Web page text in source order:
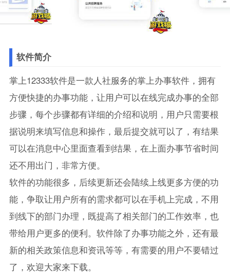
软件简介
掌上12333软件是一款人社服务的掌上办事软件，拥有
方便快捷的办事功能，让用户可以在线完成办事的全部
步骤，每个步骤都有详细的介绍和说明，用户只需要根
据说明来填写信息和操作，最后提交就可以了，有结果
可以在消息中心里面查看到结果，在上面办事节省时间
还不用出门，非常方便。
软件的功能很多，后续更新还会陆续上线更多方便的功
能，争取让用户所有的需求都可以在手机上完成，不用
到线下的部门办理，既提高了相关部门的工作效率，也
带给用户更多的便利。软件除了办事功能之外，还有最
新的相关政策信息和资讯等等，有需要的用户不要错过
了，欢迎大家来下载。